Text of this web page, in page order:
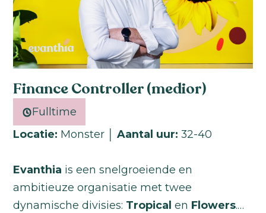
Finance Controller (medior)
Fulltime
Locatie: Monster │Aantal uur:32-40
Evanthia is een snelgroeiende en
ambitieuze organisatie met twee
dynamische divisies: Tropical en Flowers.